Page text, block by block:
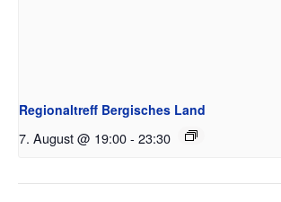
Regionaltreff Bergisches Land
7. August @ 19:00- 23:30